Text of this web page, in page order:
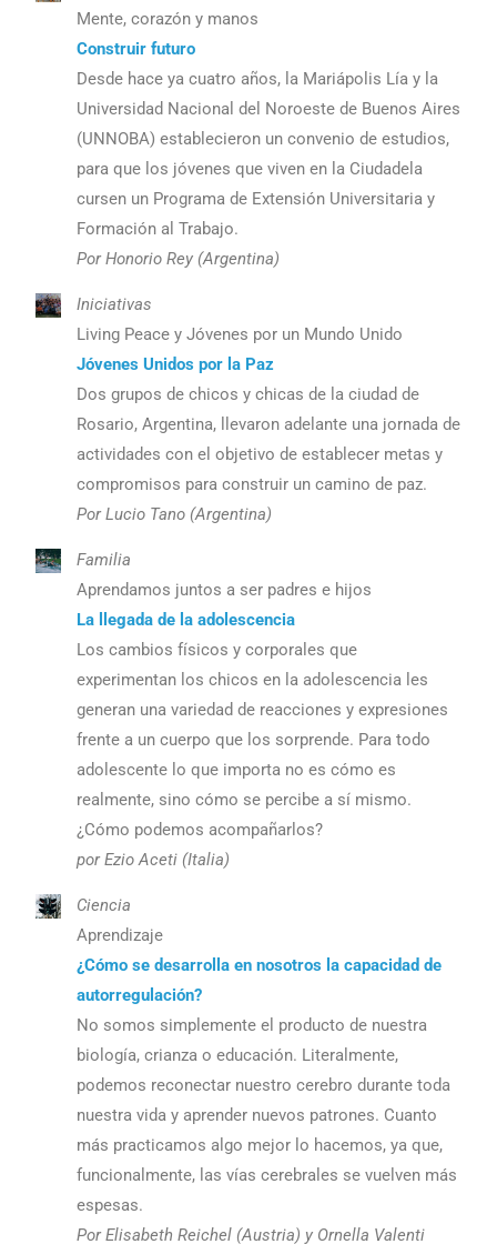
Mente, corazón y manos
Construir futuro
Desde hace ya cuatro años, la Mariápolis Lía y la
Universidad Nacional del Noroeste de Buenos Aires
(UNNOBA) establecieron un convenio de estudios,
para que los jóvenes que viven en la Ciudadela
cursen un Programa de Extensión Universitaria y
Formación al Trabajo.
Por Honorio Rey (Argentina)
Iniciativas
Living Peace y Jóvenes por un Mundo Unido
Jóvenes Unidos por la Paz
Dos grupos de chicos y chicas de la ciudad de
Rosario, Argentina, llevaron adelante una jornada de
actividades con el objetivo de establecer metas y
compromisos para construir un camino de paz.
Por Lucio Tano (Argentina)
Familia
Aprendamos juntos a ser padres e hijos
La llegada de la adolescencia
Los cambios físicos y corporales que
experimentan los chicos en la adolescencia les
generan una variedad de reacciones y expresiones
frente a un cuerpo que los sorprende. Para todo
adolescente lo que importa no es cómo es
realmente, sino cómo se percibe a sí mismo.
¿Cómo podemos acompañarlos?
por Ezio Aceti (Italia)
Ciencia
Aprendizaje
¿Cómo se desarrolla en nosotros la capacidad de
autorregulación?
No somos simplemente el producto de nuestra
biología, crianza o educación. Literalmente,
podemos reconectar nuestro cerebro durante toda
nuestra vida y aprender nuevos patrones. Cuanto
más practicamos algo mejor lo hacemos, ya que,
funcionalmente, las vías cerebrales se vuelven más
espesas.
Por Elisabeth Reichel (Austria) y Ornella Valenti